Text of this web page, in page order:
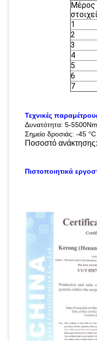
Μέρος
1
2
3
4
5
6
7
Τεχνικές
Δυνατότητα: 5-
Σημείο δροσιάς: -45
Ποσοστό
Πιστοποιητικά